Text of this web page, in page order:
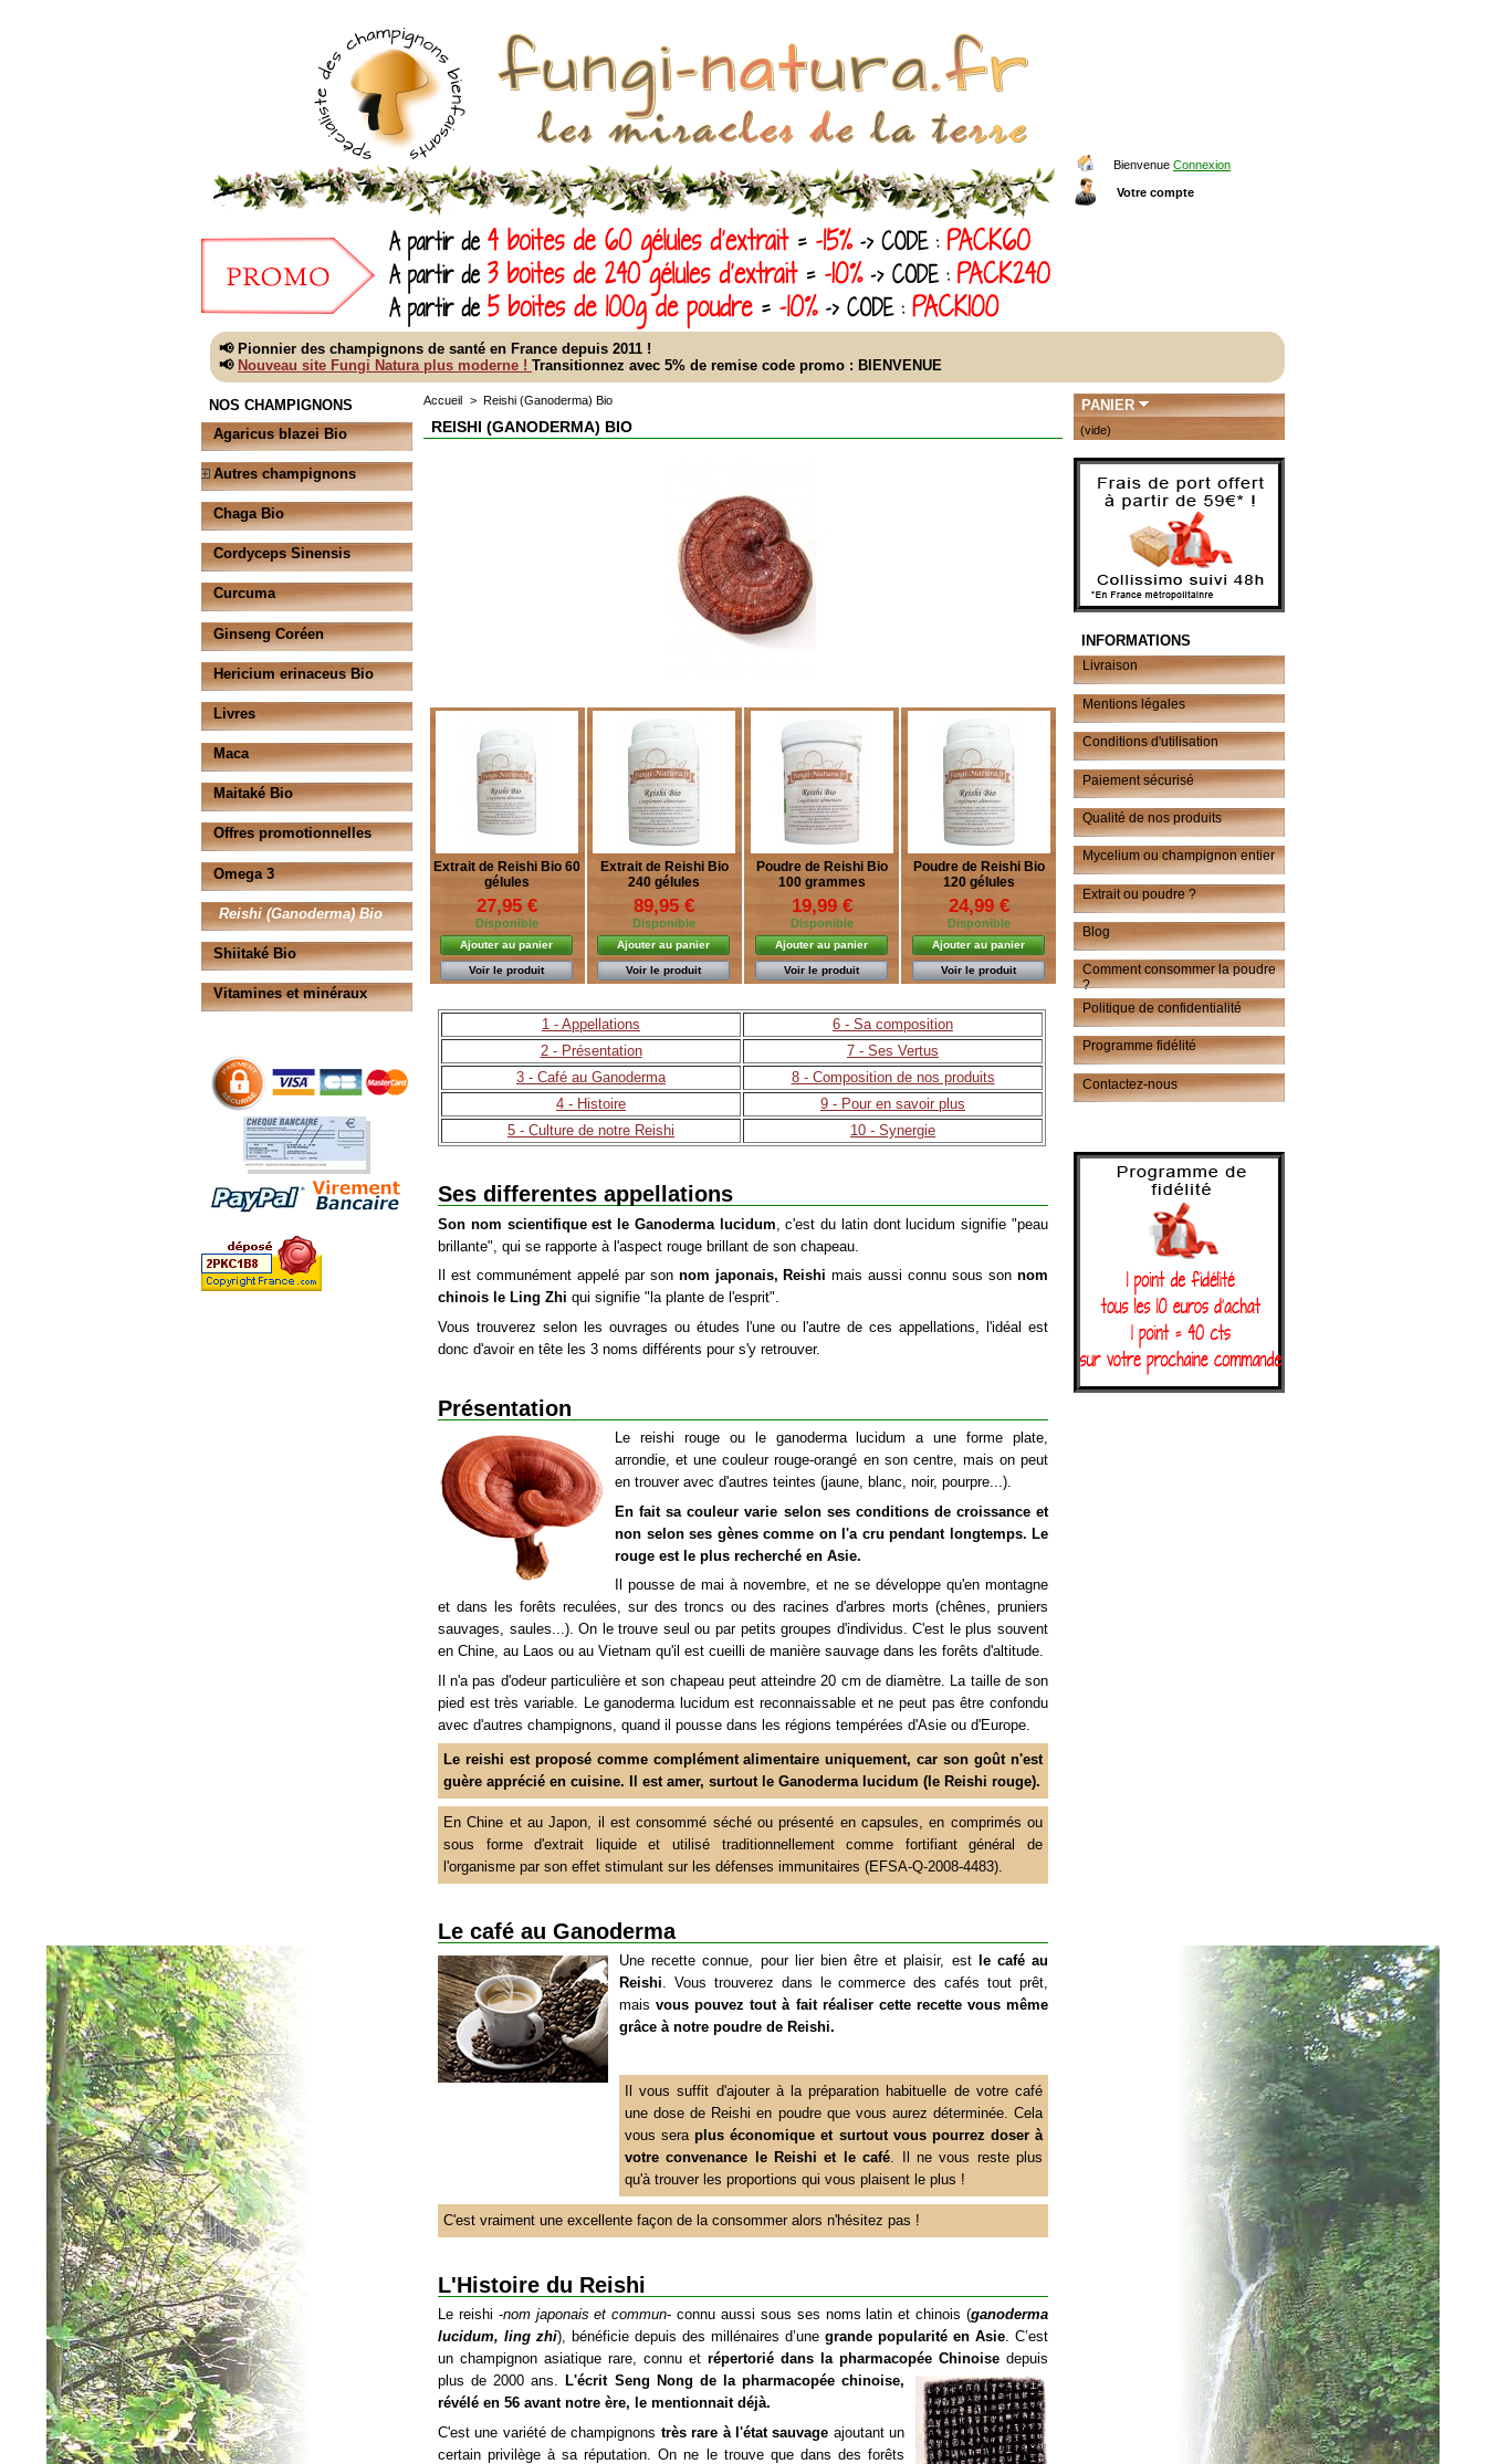
Bienvenue Connexion
Votre compte
📢 Pionnier des champignons de santé en France depuis 2011 !
📢 Nouveau site Fungi Natura plus moderne ! Transitionnez avec 5% de remise code promo : BIENVENUE
NOS CHAMPIGNONS
Agaricus blazei Bio
Autres champignons
Chaga Bio
Cordyceps Sinensis
Curcuma
Ginseng Coréen
Hericium erinaceus Bio
Livres
Maca
Maitaké Bio
Offres promotionnelles
Omega 3
Reishi (Ganoderma) Bio
Shiitaké Bio
Vitamines et minéraux
Accueil > Reishi (Ganoderma) Bio
REISHI (GANODERMA) BIO
Extrait de Reishi Bio 60
gélules
27,95 €
Disponible
Ajouter au panier
Voir le produit
Extrait de Reishi Bio
240 gélules
89,95 €
Disponible
Ajouter au panier
Voir le produit
Poudre de Reishi Bio
100 grammes
19,99 €
Disponible
Ajouter au panier
Voir le produit
Poudre de Reishi Bio
120 gélules
24,99 €
Disponible
Ajouter au panier
Voir le produit
1 - Appellations
6 - Sa composition
2 - Présentation
7 - Ses Vertus
3 - Café au Ganoderma
8 - Composition de nos produits
4 - Histoire
9 - Pour en savoir plus
5 - Culture de notre Reishi
10 - Synergie
Ses differentes appellations
Son nom scientifique est le Ganoderma lucidum , c'est du latin dont lucidum signifie "peau
brillante", qui se rapporte à l'aspect rouge brillant de son chapeau.
Il est communément appelé par son nom japonais, Reishi mais aussi connu sous sonnom
chinois le Ling Zhi qui signifie "la plante de l'esprit".
Vous trouverez selon les ouvrages ou études l'une ou l'autre de ces appellations, l'idéal est
donc d'avoir en tête les 3 noms différents pour s'y retrouver.
Présentation
Le reishi rouge ou le ganoderma lucidum a une forme plate,
arrondie, et une couleur rouge-orangé en son centre, mais on peut
en trouver avec d'autres teintes (jaune, blanc, noir, pourpre...).
En fait sa couleur varie selon ses conditions de croissance et
non selon ses gènes comme on l'a cru pendant longtemps. Le
rouge est le plus recherché en Asie.
Il pousse de mai à novembre, et ne se développe qu'en montagne
et dans les forêts reculées, sur des troncs ou des racines d'arbres morts (chênes, pruniers
sauvages, saules...). On le trouve seul ou par petits groupes d'individus. C'est le plus souvent
en Chine, au Laos ou au Vietnam qu'il est cueilli de manière sauvage dans les forêts d'altitude.
Il n'a pas d'odeur particulière et son chapeau peut atteindre 20 cm de diamètre. La taille de son
pied est très variable. Le ganoderma lucidum est reconnaissable et ne peut pas être confondu
avec d'autres champignons, quand il pousse dans les régions tempérées d'Asie ou d'Europe.
Le reishi est proposé comme complément alimentaire uniquement, car son goût n'est
guère apprécié en cuisine. Il est amer, surtout le Ganoderma lucidum (le Reishi rouge).
En Chine et au Japon, il est consommé séché ou présenté en capsules, en comprimés ou
sous forme d'extrait liquide et utilisé traditionnellement comme fortifiant général de
l'organisme par son effet stimulant sur les défenses immunitaires (EFSA-Q-2008-4483).
Le café au Ganoderma
Une recette connue, pour lier bien être et plaisir, est
le café au
Reishi. Vous trouverez dans le commerce des cafés tout prêt,
maisvous pouvez tout à fait réaliser cette recette vous même
grâce à notre poudre de Reishi.
Il vous suffit d'ajouter à la préparation habituelle de votre café
une dose de Reishi en poudre que vous aurez déterminée. Cela
vous seraplus économique et surtout vous pourrez doser à
votre convenance le Reishi et le café. Il ne vous reste plus
qu'à trouver les proportions qui vous plaisent le plus !
C'est vraiment une excellente façon de la consommer alors n'hésitez pas !
L'Histoire du Reishi
Le reishi -nom japonais et commun- connu aussi sous ses noms latin et chinois (ganoderma
lucidum, ling zhi), bénéficie depuis des millénaires d’une grande popularité en Asie. C’est
un champignon asiatique rare, connu et répertorié dans la pharmacopée Chinoise depuis
plus de 2000 ans. L'écrit Seng Nong de la pharmacopée chinoise,
révélé en 56 avant notre ère, le mentionnait déjà.
C'est une variété de champignons très rare à l'état sauvage ajoutant un
certain privilège à sa réputation. On ne le trouve que dans des forêts
PANIER
(vide)
INFORMATIONS
Livraison
Mentions légales
Conditions d'utilisation
Paiement sécurisé
Qualité de nos produits
Mycelium ou champignon entier
Extrait ou poudre ?
Blog
Comment consommer la poudre
?
Politique de confidentialité
Programme fidélité
Contactez-nous